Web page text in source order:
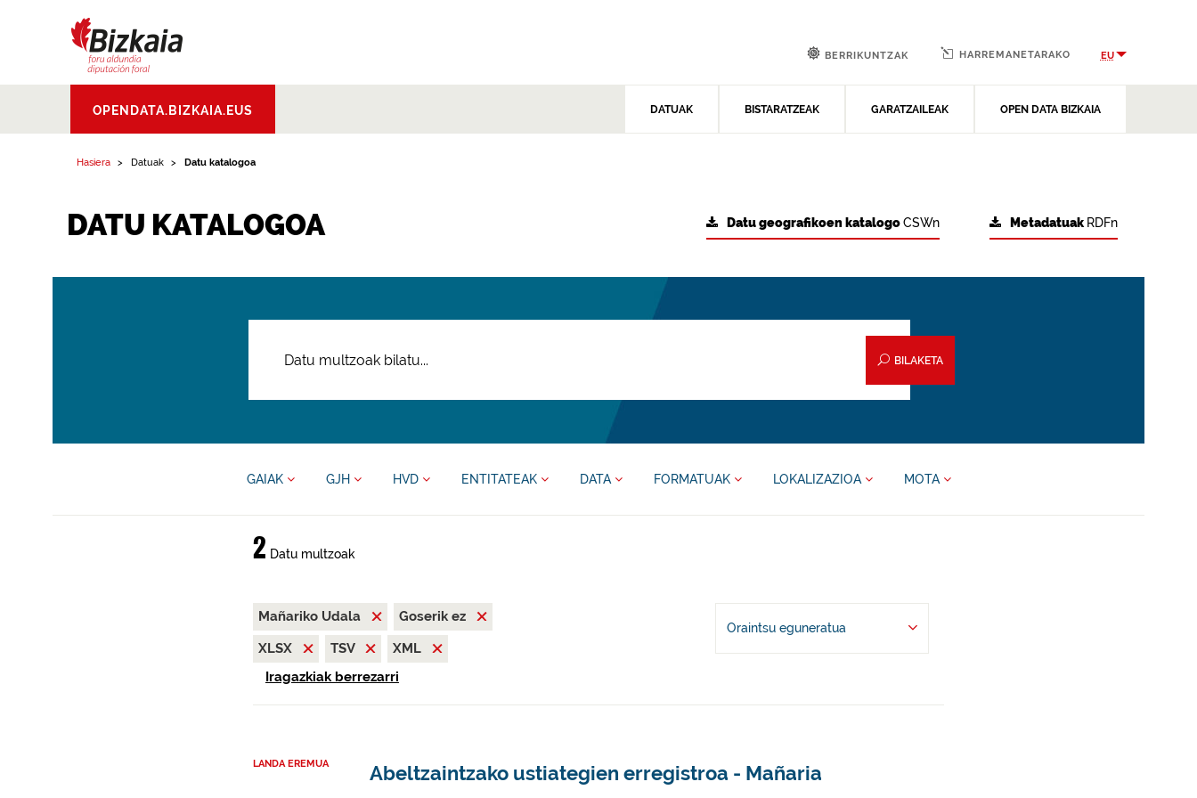
Aldundia.Diputacion
Foral de Bizkaia
OPENDATA.BIZKAIA.EUS DATUAK BISTARATZEAK GARATZAILEAK OPEN DATA BIZKAIA
BERRIKUNTZAK HARREMANETARAKO EU
Hasiera Datuak Datu katalogoa
DATU KATALOGOA Metadatuak RDFn
Datu geografikoen katalogoCSWn
BILAKETA
GAIAK GJH HVD ENTITATEAK DATA FORMATUAK LOKALIZAZIOA MOTA
2 Datu multzoak
Mañariko Udala
Goserik ez
XLSX
TSV
XML
Iragazkiak berrezarri
Oraintsu eguneratua
LANDA EREMUA Abeltzaintzako ustiategien erregistroa - Mañaria